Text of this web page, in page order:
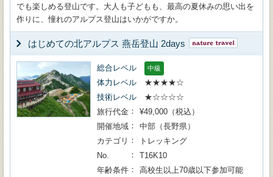
でも楽しめる登山です。大人も子どもも、最高の夏休みの思い出を
作りに、憧れのアルプス登山はいかがですか。
はじめての北アルプス 燕岳登山 2days
総合レベル 中級
体力レベル
★★★★☆
技術レベル
★☆☆☆☆
旅行代金
¥49,000（税込）
開催地域
中部（長野県）
カテゴリ
トレッキング
No.
T16K10
年齢条件
高校生以上70歳以下参加可能